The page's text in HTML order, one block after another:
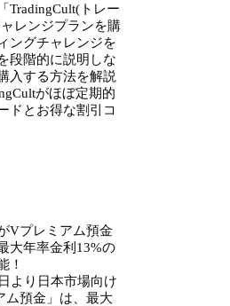
TradingCult(トレー
レンジプランを購
ングチャレンジを
段階的に説明しな
入する方法を解説
がほぼ定期的
ドとお得な割引コ
Vプレミアム預金
大年率金利13%の
！
より日本市場向け
ム預金」は、最大